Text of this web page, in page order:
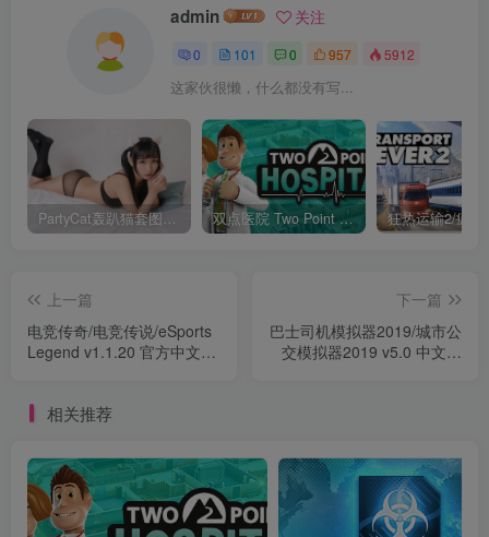
admin 关注
0 101 0 957 5912
这家伙很懒，什么都没有写...
PartyCat轰趴猫套图全集打包（更新0001-0286+白金+特刊） 双点医院 Two Point Hospital v1.23.66762 官方中文版 5G
上一篇
电竞传奇/电竞传说/eSports
Legend v1.1.20 官方中文版
下一篇
巴士司机模拟器2019/城市公
交模拟器2019 v5.0 中文版
相关推荐